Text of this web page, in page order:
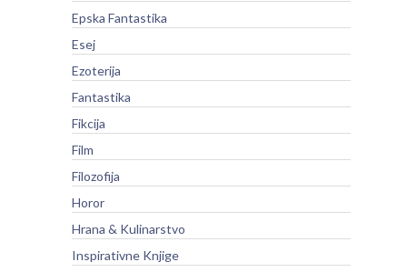
Epska Fantastika
Esej
Ezoterija
Fantastika
Fikcija
Film
Filozofija
Horor
Hrana & Kulinarstvo
Inspirativne Knjige